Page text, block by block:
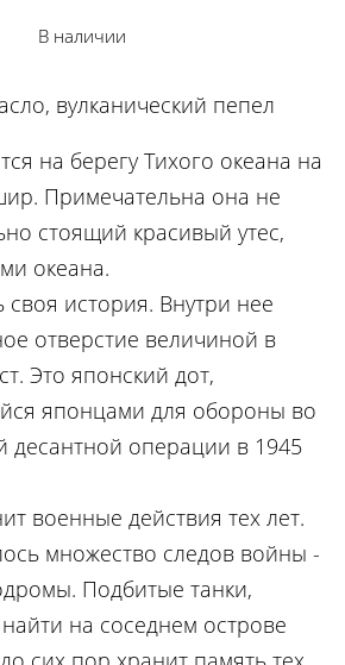
В наличии
вулканический пепел
на берегу Тихого океана на
Примечательна она не
стоящий красивый утес,
океана.
своя история. Внутри нее
отверстие величиной в
Это японский дот,
японцами для обороны во
десантной операции в 1945
военные действия тех лет.
множество следов войны -
Подбитые танки,
на соседнем острове